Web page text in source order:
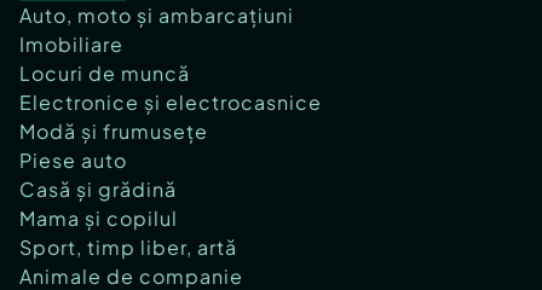
Auto, moto și ambarcațiuni
Imobiliare
Locuri de muncă
Electronice și electrocasnice
Modă și frumusețe
Piese auto
Casă și grădină
Mama și copilul
Sport, timp liber, artă
Animale de companie